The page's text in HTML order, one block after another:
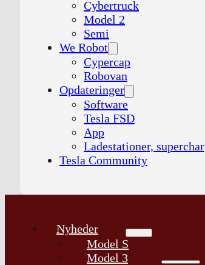
Cybertruck
Model 2
Semi
We Robot
Cypercap
Robovan
Opdateringer
Software
Tesla FSD
App
Ladestationer,
Tesla Community
Nyheder
Model S
Model 3